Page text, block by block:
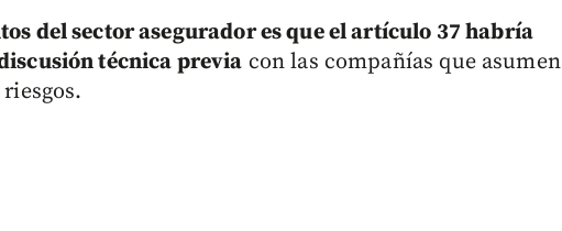
del sector asegurador es que el artículo 37 habría
técnica previa con las compañías que asumen